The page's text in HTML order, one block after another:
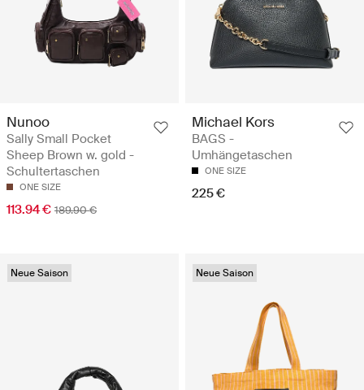
Nunoo
Sally Small Pocket
Sheep Brown w. gold -
Schultertaschen
ONE SIZE
113.94 € 189.90 €
Michael Kors
BAGS -
Umhängetaschen
ONE SIZE
225 €
Neue Saison Neue Saison